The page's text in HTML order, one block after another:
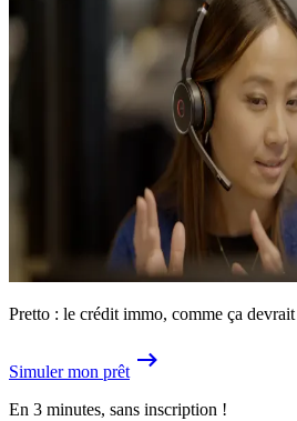
Pretto : le crédit immo, comme ça devrait
Simuler mon prêt
En 3 minutes, sans inscription !